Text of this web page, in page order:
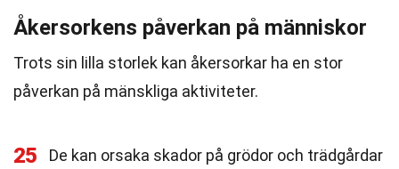
Åkersorkens påverkan på människor
Trots sin lilla storlek kan åkersorkar ha en stor
påverkan på mänskliga aktiviteter.
25
De kan orsaka skador på grödor och trädgårdar